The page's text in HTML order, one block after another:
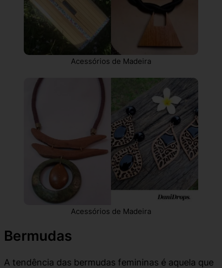
Acessórios de Madeira
Acessórios de Madeira
Bermudas
A tendência das bermudas femininas é aquela que